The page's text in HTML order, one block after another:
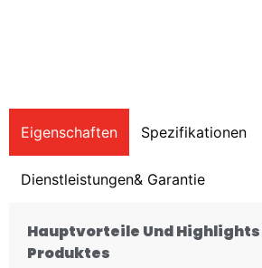
Eigenschaften Spezifikationen
Dienstleistungen& Garantie
Hauptvorteile Und Highlights
Produktes